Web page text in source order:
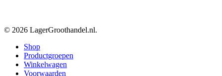
© 2026 LagerGroothandel.nl.
Close
Menu
Shop
Productgroepen
Winkelwagen
Voorwaarden